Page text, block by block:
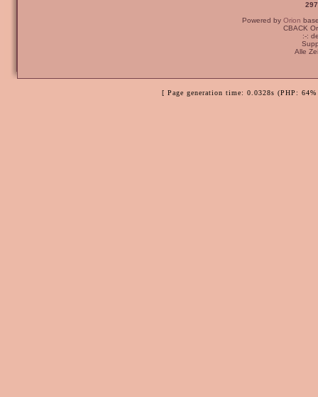
Powered by Orion
CBACK
:-:
Alle
[ Page generation time: 0.0328s (PHP: